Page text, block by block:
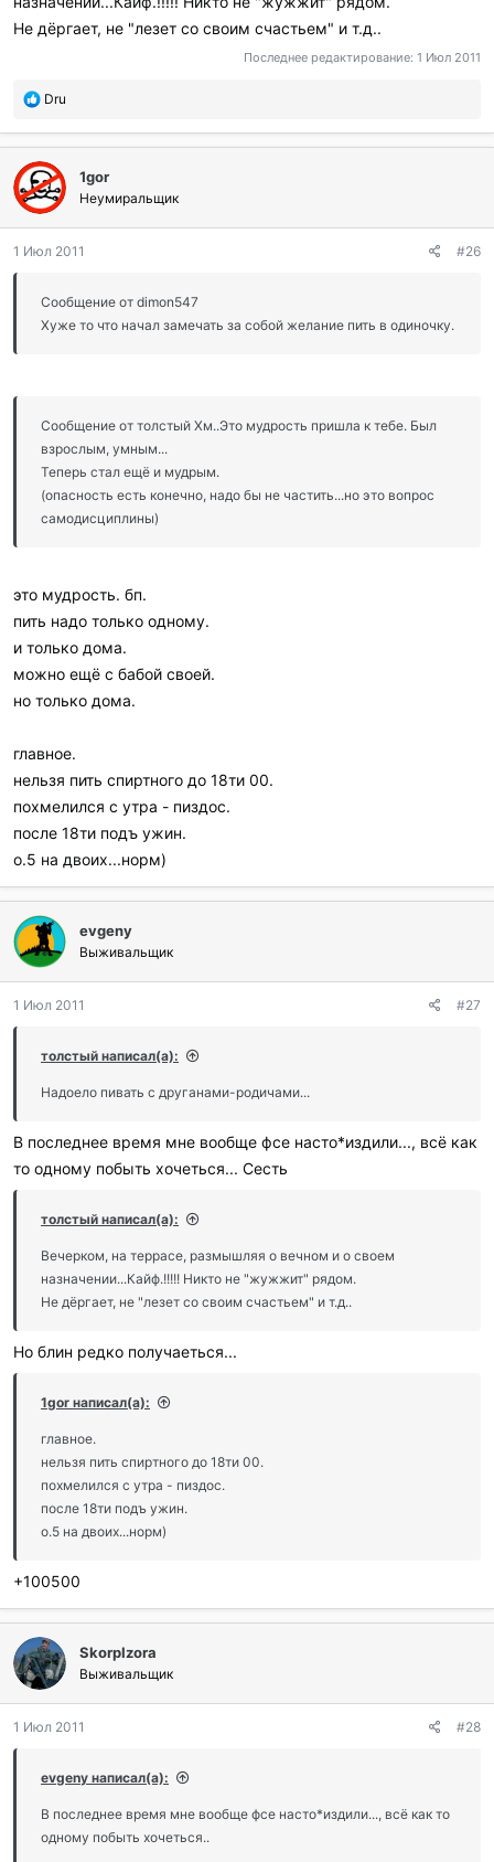
Не дёргает, не "лезет со своим счастьем" и т.д..
Последнее редактирование: 1 Июл 2011
П
б
а
г
о
а
и
и
Dru
1gor
Неумиральщик
1 Июл 2011 #26
Сообщение от dimon547
Хуже то что начал замечать за собой желание пить в одиночку.
Сообщение от толстый Хм..Это мудрость пришла к тебе. Был
взрослым, умным...
Теперь стал ещё и мудрым.
(опасность есть конечно, надо бы не частить...но это вопрос
самодисциплины)
это мудрость. бп.
пить надо только одному.
и только дома.
можно ещё с бабой своей.
но только дома.
главное.
нельзя пить спиртного до 18ти 00.
похмелился с утра - пиздос.
после 18ти подъ ужин.
о.5 на двоих...норм)
evgeny
Выживальщик
1 Июл 2011 #27
толстый написал(а):
Надоело пивать с друганами-родичами...
В последнее время мне вообще фсе насто*издили..., всё как
то одному побыть хочеться... Сесть
толстый написал(а):
Вечерком, на террасе, размышляя о вечном и о своем
назначении...Кайф.!!!!! Никто не "жужжит" рядом.
Не дёргает, не "лезет со своим счастьем" и т.д..
Но блин редко получаеться...
1gor написал(а):
главное.
нельзя пить спиртного до 18ти 00.
похмелился с утра - пиздос.
после 18ти подъ ужин.
о.5 на двоих...норм)
+100500
SkorpIzora
Выживальщик
1 Июл 2011 #28
evgeny написал(а):
В последнее время мне вообще фсе насто*издили..., всё как то
одному побыть хочеться..